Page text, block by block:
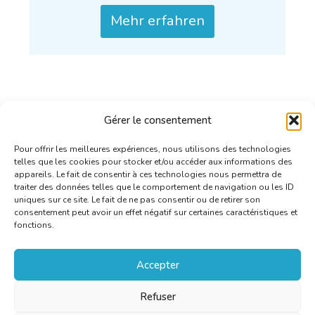
Gérer le consentement
Pour offrir les meilleures expériences, nous utilisons des technologies
telles que les cookies pour stocker et/ou accéder aux informations des
appareils. Le fait de consentir à ces technologies nous permettra de
traiter des données telles que le comportement de navigation ou les ID
uniques sur ce site. Le fait de ne pas consentir ou de retirer son
consentement peut avoir un effet négatif sur certaines caractéristiques et
fonctions.
Accepter
Refuser
Mehr erfahren